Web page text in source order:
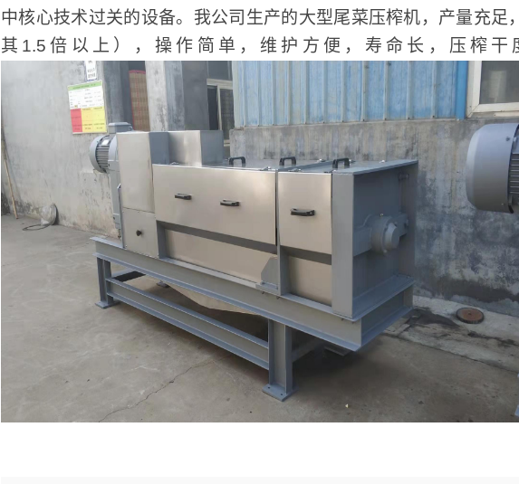
中核心技术过关的设备。我公司生产的大型尾菜压榨机，产量充足
其1.5倍以上），操作简单，维护方便，寿命长，压榨干